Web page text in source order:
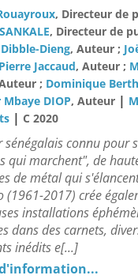
, Directeur de
, Directeur de
Dieng, Auteur ;
Pierre Jaccaud, Auteur ;
; Dominique
Mbaye DIOP, Auteur |
|C 2020
sénégalais connu pour
qui marchent", de
de métal qui
(1961-2017) crée
installations
dans des carnets,
inédits e[...]